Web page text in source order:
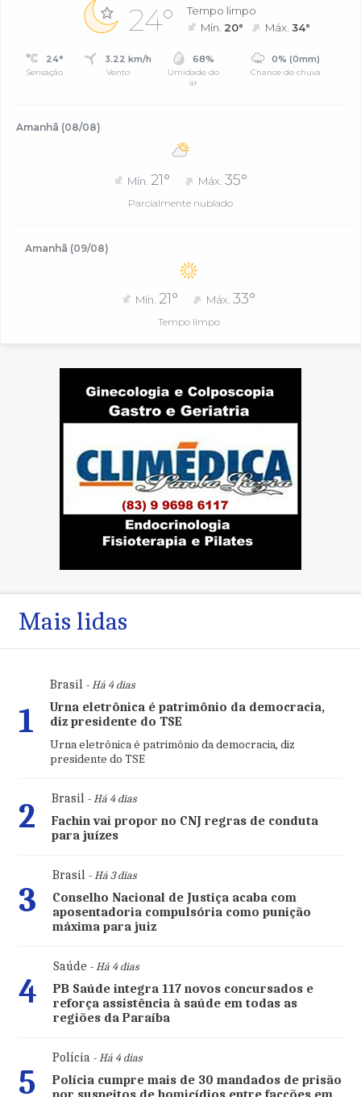
24°
Tempo limpo
Mín. 20° Máx.34°
24°
Sensação
3.22 km/h
Vento
68%
Umidade do
ar
0% (0mm)
Chance de chuva
Amanhã (08/08)
Mín. 21° Máx. 35°
Parcialmente nublado
Amanhã (09/08)
Mín. 21° Máx.33°
Tempo limpo
Mais lidas
1
Brasil- Há 4 dias
Urna eletrônica é patrimônio da democracia,
diz presidente do TSE
Urna eletrônica é patrimônio da democracia, diz
presidente do TSE
2 Brasil- Há 4 dias
Fachin vai propor no CNJ regras de conduta
para juízes
3
Brasil- Há 3 dias
Conselho Nacional de Justiça acaba com
aposentadoria compulsória como punição
máxima para juiz
4
Saúde - Há 4 dias
PB Saúde integra 117 novos concursados e
reforça assistência à saúde em todas as
regiões da Paraíba
5
Polícia- Há 4 dias
Polícia cumpre mais de 30 mandados de prisão